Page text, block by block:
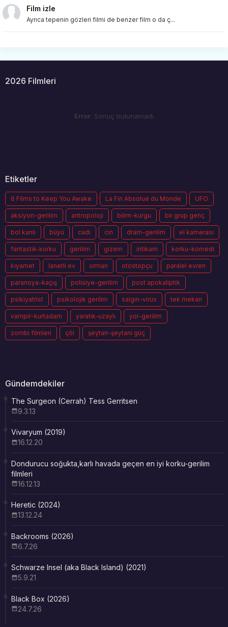
Film izle
Ayrıca tepenin gözleri filmi de benzer film o da ç...
2026 Filmleri
Error: Sonuç bulunamadı
Etiketler
6 Films to Keep You Awake La Fin Absolue du Monde UFO
aksiyon-gerilim antropoloji bilim-kurgu bir grup genç
bol kanlı büyü cadı cin dram-gerilim el kamerası
fantastik-korku gerilim gizem intikam korku-komedi
kıyamet lanetli ev orman otostopçu paralel evren
paranoya-kaçış polisiye-gerilim post apokaliptik
psikiyatrist psikolojik gerilim salgın-virüs tek mekan
vampir-kurtadam yaratık-uzaylı yol-gerilim
zombi filmleri çöl şeytan-şeytani güç
Gündemdekiler
The Surgeon (Cerrah) Tess Gerritsen
9.3.13
Vivaryum (2019)
16.12.20
Dondurucu soğukta,karlı havada geçen en iyi korku-gerilim
filmleri
16.12.13
Heretic (2024)
13.12.24
Backrooms (2026)
6.7.26
Schwarze Insel (aka Black Island) (2021)
5.9.21
Black Box (2026)
24.7.26